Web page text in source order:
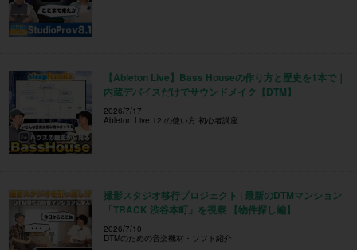
【Ableton Live】Bass Houseの作り方と歴史を1本で｜
内蔵デバイスだけでサウンドメイク【DTM】
2026/7/17
Ableton Live 12 の使い方 初心者講座
撮影スタジオ移行プロジェクト | 最新のDTMマンション
「TRACK 渋谷本町」を視察 【物件探し編】
2026/7/10
DTMのための音楽機材・ソフト紹介